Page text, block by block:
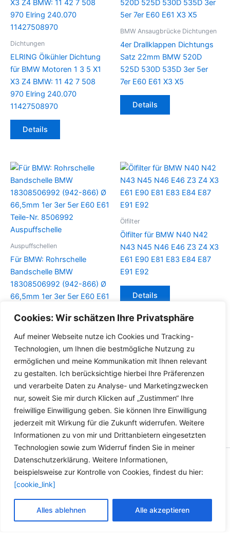
Cookies: Wir schätzen Ihre Privatsphäre
Auf meiner Webseite nutze ich Cookies und Tracking-
Technologien, um Ihnen die bestmögliche Nutzung zu
ermöglichen und meine Kommunikation mit Ihnen relevant
zu gestalten. Ich berücksichtige hierbei Ihre Präferenzen
und verarbeite Daten zu Analyse- und Marketingzwecken
nur, soweit Sie mir durch Klicken auf „Zustimmen“ Ihre
freiwillige Einwilligung geben. Sie können Ihre Einwilligung
jederzeit mit Wirkung für die Zukunft widerrufen. Weitere
Informationen zu von mir und Drittanbietern eingesetzten
Technologien sowie zum Widerruf finden Sie in meiner
Datenschutzerklärung. Weitere Informationen,
beispielsweise zur Kontrolle von Cookies, findest du hier:
[cookie_link]
Alles ablehnen Alle akzeptieren
Dichtungen
ELRING Ölkühler Dichtung
für BMW Motoren 1 3 5 X1
X3 Z4 BMW: 11 42 7 508
970 Elring 240.070
11427508970
Details
BMW Ansaugbrücke Dichtungen
4er Drallklappen Dichtungs
Satz 22mm BMW 520D
525D 530D 535D 3er 5er
7er E60 E61 X3 X5
Details
Auspuffschellen
Für BMW: Rohrschelle
Bandschelle BMW
18308506992 (942-866) Ø
66,5mm 1er 3er 5er E60 E61
Auspuffschelle
Details
Ölfilter
Ölfilter für BMW N40 N42
N43 N45 N46 E46 Z3 Z4 X3
E61 E90 E81 E83 E84 E87
E91 E92
Details
Copyright © 2026 Versandhandel für Fahrzeugteile, Ersatzteile
für: SMART BMW VW - Zubehör für Werkstätten.
Vertrag widerrufen